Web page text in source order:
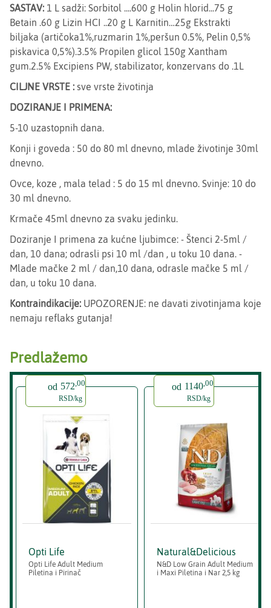
SASTAV: 1 L sadži: Sorbitol ....600 g Holin hlorid...75 g
Betain .60 g Lizin HCI ..20 g L Karnitin…25g Ekstrakti
biljaka (artičoka1%,ruzmarin 1%,peršun 0.5%, Pelin 0,5%
piskavica 0,5%).3.5% Propilen glicol 150g Xantham
gum.2.5% Excipiens PW, stabilizator, konzervans do .1L
CILJNE VRSTE : sve vrste životinja
DOZIRANJE I PRIMENA:
5-10 uzastopnih dana.
Konji i goveda : 50 do 80 ml dnevno, mlade životinje 30ml
dnevno.
Ovce, koze , mala telad : 5 do 15 ml dnevno. Svinje: 10 do
30 ml dnevno.
Krmače 45ml dnevno za svaku jedinku.
Doziranje I primena za kućne ljubimce: - Štenci 2-5ml /
dan, 10 dana; odrasli psi 10 ml /dan , u toku 10 dana. -
Mlade mačke 2 ml / dan,10 dana, odrasle mačke 5 ml /
dan, u toku 10 dana.
Kontraindikacije: UPOZORENJE: ne davati zivotinjama koje
nemaju reflaks gutanja!
Predlažemo
od 572,00
RSD/kg
Opti Life
Opti Life Adult Medium
Piletina i Pirinač
od 1140,00
RSD/kg
Natural&Delicious
N&D Low Grain Adult Medium
i Maxi Piletina i Nar 2,5 kg